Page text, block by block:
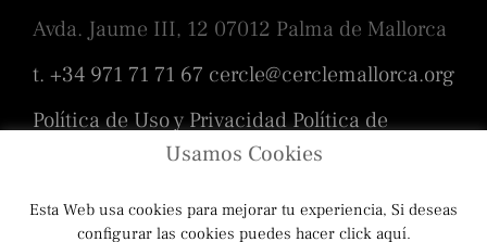
Avda. Jaume III, 12 07012 Palma de Mallorca
t. +34 971 71 71 67 cercle@cerclemallorca.org
Política de Uso y Privacidad Política de
DiseñoToni Borrás/ Programación
Usamos Cookies
Esta Web usa cookies para mejorar tu experiencia, Si deseas
configurar las cookies puedes hacer click aquí.